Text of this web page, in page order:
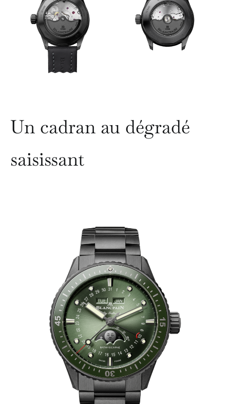
Un cadran au dégradé
saisissant